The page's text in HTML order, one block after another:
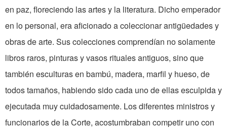
en paz, floreciendo las artes y la literatura. Dicho emperador
en lo personal, era aficionado a coleccionar antigüedades y
obras de arte. Sus colecciones comprendían no solamente
libros raros, pinturas y vasos rituales antiguos, sino que
también esculturas en bambú, madera, marfil y hueso, de
todos tamaños, habiendo sido cada uno de ellas esculpida y
ejecutada muy cuidadosamente. Los diferentes ministros y
funcionarios de la Corte, acostumbraban competir uno con